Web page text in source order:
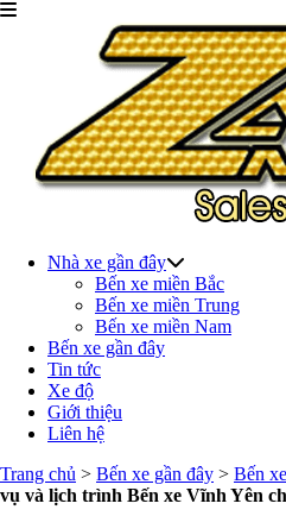
Nhà xe gần đây
Bến xe miền Bắc
Bến xe miền Trung
Bến xe miền Nam
Bến xe gần đây
Tin tức
Xe độ
Giới thiệu
Liên hệ
Trang chủ > Bến xe gần đây > Bến
vụ và lịch trình Bến xe Vĩnh Yên